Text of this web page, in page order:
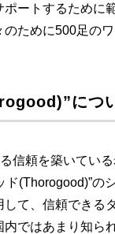
ートするために
ために500足の
につ
信頼を築いてい
ド(Thorogood)”
して、信頼できる
内ではあまり知ら